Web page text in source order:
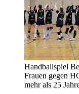
Handballspiel
Frauen gegen
mehr als 25